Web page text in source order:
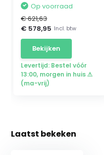
Op voorraad
€ 621,63
€ 578,95 Incl. btw
Bekijken
Levertijd: Bestel vóór
13:00, morgen in huis ⚠
(ma-vrij)
Laatst bekeken